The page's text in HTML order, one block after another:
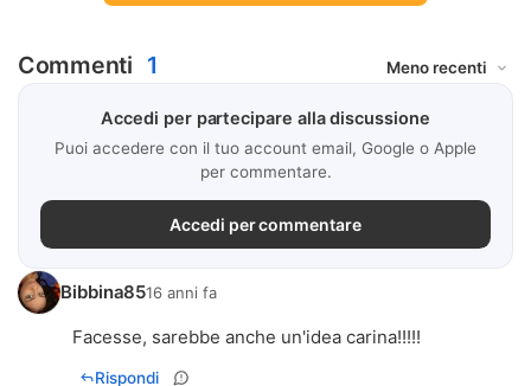
Commenti 1
Accedi per partecipare alla discussione
Puoi accedere con il tuo account email, Google o Apple
per commentare.
Accedi per commentare
Bibbina8516 anni fa
Facesse, sarebbe anche un'idea carina!!!!!
Rispondi